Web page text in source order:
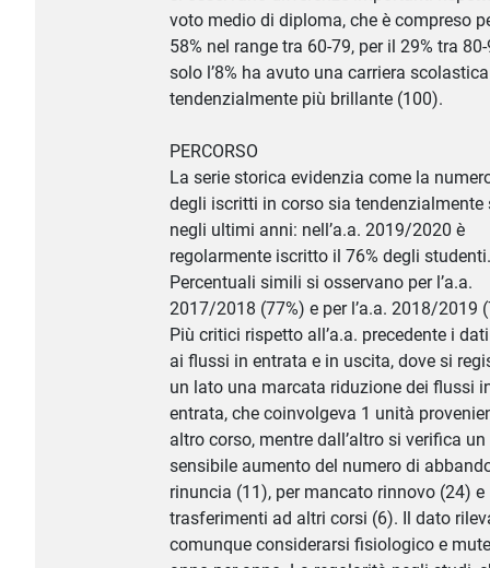
voto medio di diploma, che è compreso
58% nel range tra 60-79, per il 29% tra 80-
solo l’8% ha avuto una carriera scolastica
tendenzialmente più brillante (100).
PERCORSO
La serie storica evidenzia come la
degli iscritti in corso sia tendenzialmente
negli ultimi anni: nell’a.a. 2019/2020 è
regolarmente iscritto il 76% degli studenti.
Percentuali simili si osservano per l’a.a.
2017/2018 (77%) e per l’a.a. 2018/2019
Più critici rispetto all’a.a. precedente i
ai flussi in entrata e in uscita, dove si
un lato una marcata riduzione dei flussi
entrata, che coinvolgeva 1 unità
altro corso, mentre dall’altro si verifica un
sensibile aumento del numero di
rinuncia (11), per mancato rinnovo (24) e
trasferimenti ad altri corsi (6). Il dato
comunque considerarsi fisiologico e